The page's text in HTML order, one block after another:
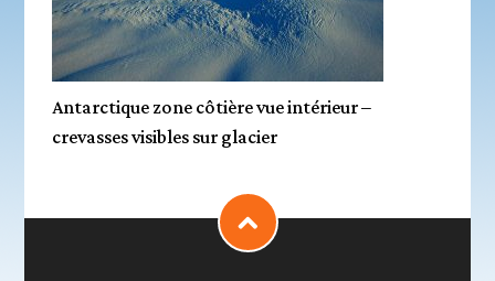
Antarctique zone côtière vue intérieur –
crevasses visibles sur glacier